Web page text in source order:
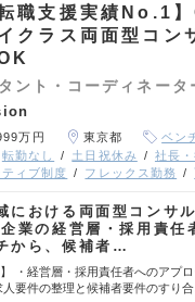
転職支援実績No.1
クラス両面型コン
ント・コーディネータ
万円 東京都 ベン
転勤なし 土日祝休み 社長
ィブ制度 フレックス勤務
における両面型コンサ
業の経営層・採用責任
から、候補者…
】 ・経営層・採用責任者へのアプ
要件の整理と候補者要件のすり合